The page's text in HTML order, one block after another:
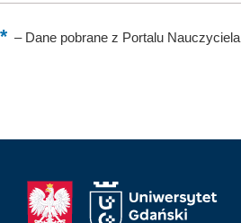
–Dane pobrane z Portalu Nauczyciela